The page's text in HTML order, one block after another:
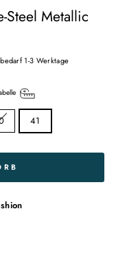
Steel Metallic
1-3 Werktage
41